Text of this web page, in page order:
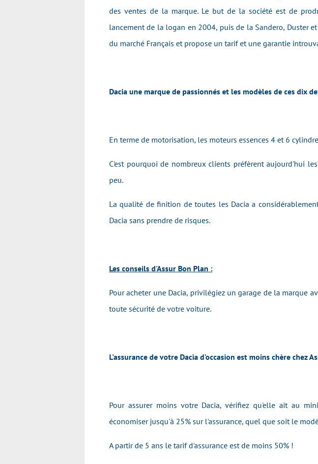
des ventes de la marque. Le but de la société est de
lancement de la logan en 2004, puis de la Sandero, Duster
du marché Français et propose un tarif et une garantie
Dacia une marque de passionnés et les modèles de ces dix
En terme de motorisation, les moteurs essences 4 et 6
C'est pourquoi de nombreux clients préfèrent aujourd'hui
peu.
La qualité de finition de toutes les Dacia a
Dacia sans prendre de risques.
Les conseils d'Assur Bon Plan :
Pour acheter une Dacia, privilégiez un garage de la marque
toute sécurité de votre voiture.
L'assurance de votre Dacia d'occasion est moins chère chez
Pour assurer moins votre Dacia, vérifiez qu'elle ait au
économiser jusqu'à 25% sur l'assurance, quel que soit le
A partir de 5 ans le tarif d'assurance est de moins 50% !